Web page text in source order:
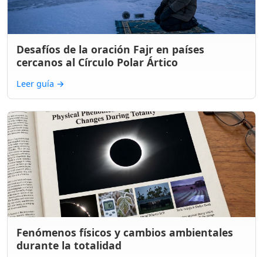
Desafíos de la oración Fajr en países
cercanos al Círculo Polar Ártico
Leer guía →
Fenómenos físicos y cambios ambientales
durante la totalidad